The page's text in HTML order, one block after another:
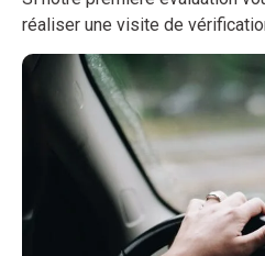
réaliser une visite de